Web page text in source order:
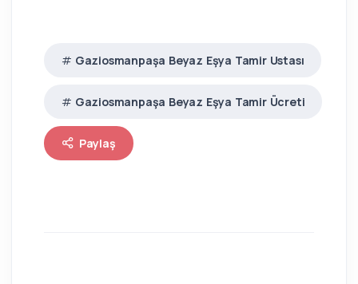
Gaziosmanpaşa Beyaz Eşya Tamir Ustası
Gaziosmanpaşa Beyaz Eşya Tamir Ücreti
Paylaş